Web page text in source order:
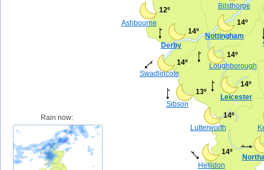
Leicester
14º
Nottingham
14º
Derby
14º
Loughborough
14º
Swadlincote
14º
Lutterworth
14º
Ashbourne
12º Bilsthorpe
Sibson
13º
Hellidon
14º
Rain now: